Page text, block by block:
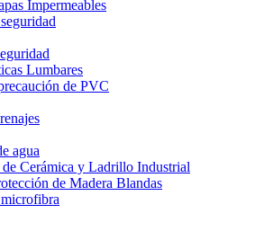
Impermeables
Lumbares
de PVC
agua
Cerámica y Ladrillo Industrial
de Madera Blandas